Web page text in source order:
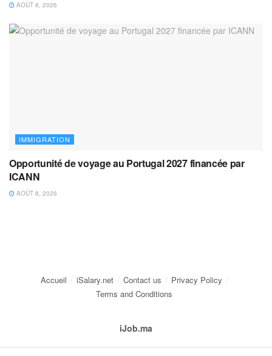
AOÛT 8, 2026
IMMIGRATION
Opportunité de voyage au Portugal 2027 financée par
ICANN
AOÛT 8, 2026
Accueil iSalary.net Contact us
Privacy Policy
Terms and Conditions
iJob.ma